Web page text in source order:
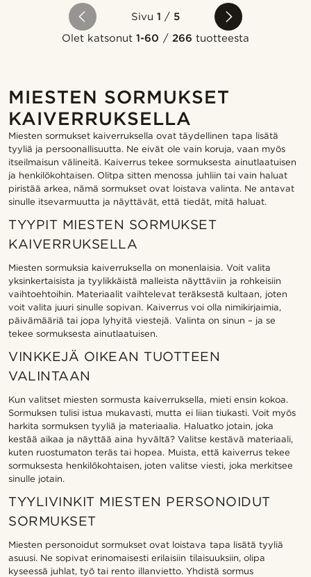
Sivu 1 / 5
Olet katsonut1-60 / 266 tuotteesta
MIESTEN SORMUKSET
KAIVERRUKSELLA
Miesten sormukset kaiverruksella ovat täydellinen tapa lisätä
tyyliä ja persoonallisuutta. Ne eivät ole vain koruja, vaan myös
itseilmaisun välineitä. Kaiverrus tekee sormuksesta ainutlaatuisen
ja henkilökohtaisen. Olitpa sitten menossa juhliin tai vain haluat
piristää arkea, nämä sormukset ovat loistava valinta. Ne antavat
sinulle itsevarmuutta ja näyttävät, että tiedät, mitä haluat.
TYYPIT MIESTEN SORMUKSET
KAIVERRUKSELLA
Miesten sormuksia kaiverruksella on monenlaisia. Voit valita
yksinkertaisista ja tyylikkäistä malleista näyttäviin ja rohkeisiin
vaihtoehtoihin. Materiaalit vaihtelevat teräksestä kultaan, joten
voit valita juuri sinulle sopivan. Kaiverrus voi olla nimikirjaimia,
päivämääriä tai jopa lyhyitä viestejä. Valinta on sinun – ja se
tekee sormuksesta ainutlaatuisen.
VINKKEJÄ OIKEAN TUOTTEEN
VALINTAAN
Kun valitset miesten sormusta kaiverruksella, mieti ensin kokoa.
Sormuksen tulisi istua mukavasti, mutta ei liian tiukasti. Voit myös
harkita sormuksen tyyliä ja materiaalia. Haluatko jotain, joka
kestää aikaa ja näyttää aina hyvältä? Valitse kestävä materiaali,
kuten ruostumaton teräs tai hopea. Muista, että kaiverrus tekee
sormuksesta henkilökohtaisen, joten valitse viesti, joka merkitsee
sinulle jotain.
TYYLIVINKIT MIESTEN PERSONOIDUT
SORMUKSET
Miesten personoidut sormukset ovat loistava tapa lisätä tyyliä
asuusi. Ne sopivat erinomaisesti erilaisiin tilaisuuksiin, olipa
kyseessä juhlat, työ tai rento illanvietto. Yhdistä sormus